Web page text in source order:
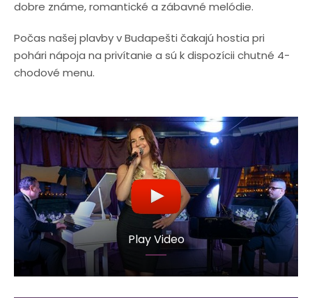
dobre známe, romantické a zábavné melódie.
Počas našej plavby v Budapešti čakajú hostia pri
pohári nápoja na privítanie a sú k dispozícii chutné 4-
chodové menu.
Play Video